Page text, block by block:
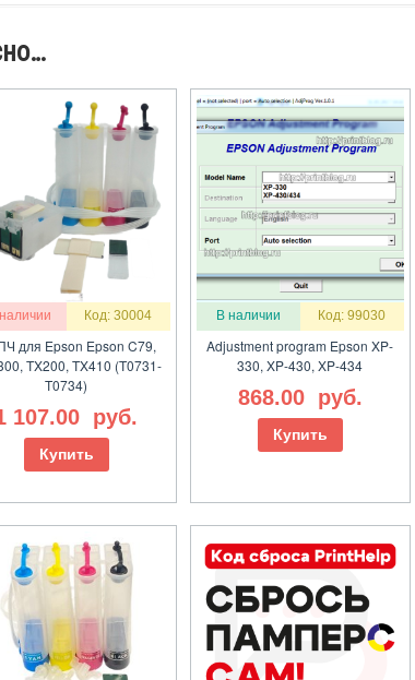
Код: 30004
для Epson Epson C79,
TX200, TX410 (T0731-
T0734)
107.00 руб.
Купить
В наличии Код: 99030
Adjustment program Epson XP-
330, XP-430, XP-434
868.00 руб.
Купить